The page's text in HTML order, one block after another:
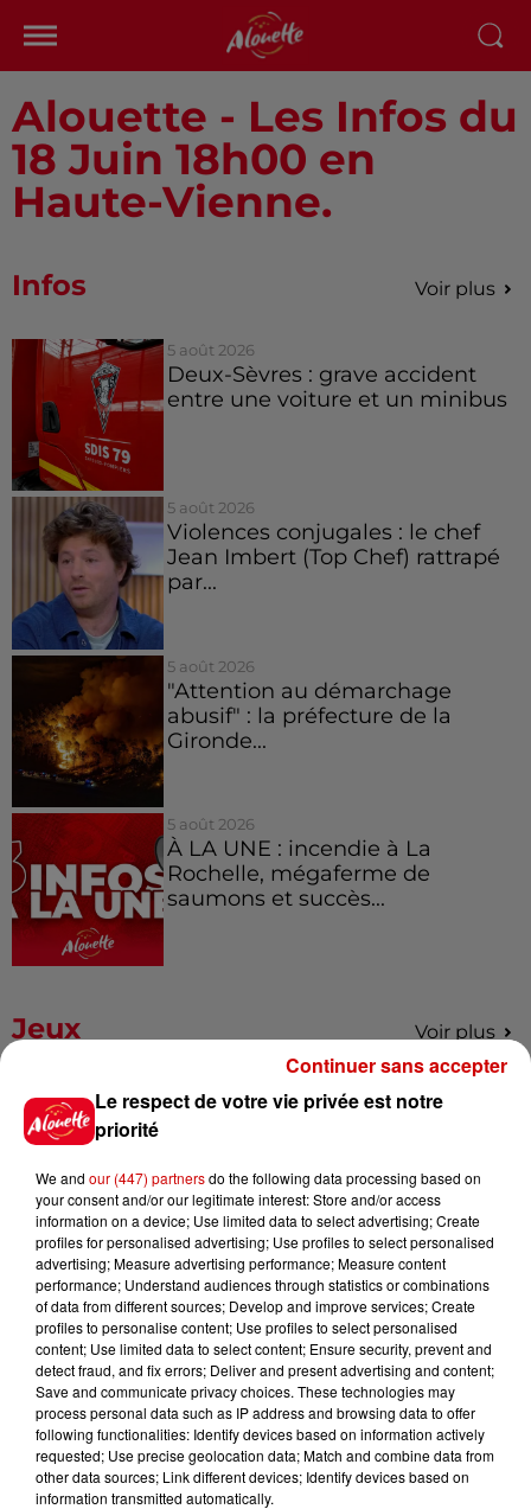
Alouette - Les Infos du
18 Juin 18h00 en
Haute-Vienne.
Infos Voir plus
5 août 2026
Deux-Sèvres : grave accident
entre une voiture et un minibus
5 août 2026
Violences conjugales : le chef
Jean Imbert (Top Chef) rattrapé
par...
5 août 2026
"Attention au démarchage
abusif" : la préfecture de la
Gironde...
5 août 2026
À LA UNE : incendie à La
Rochelle, mégaferme de
saumons et succès...
Jeux Voir plus
Gagnez vos places pour le
Festival du Roi Arthur 2026 !
Gagnez vos entrées pour le
Musée du Sport Automobile au
Mans !
Alouette vous invite à
Futuroscope Xperiences !
Le respect de votre vie privée est notre
priorité
We and our (447) partnersdo the following data processing based on
your consent and/or our legitimate interest: Store and/or access
information on a device; Use limited data to select advertising; Create
profiles for personalised advertising; Use profiles to select personalised
advertising; Measure advertising performance; Measure content
performance; Understand audiences through statistics or combinations
of data from different sources; Develop and improve services; Create
profiles to personalise content; Use profiles to select personalised
content; Use limited data to select content; Ensure security, prevent and
detect fraud, and fix errors; Deliver and present advertising and content;
Save and communicate privacy choices. These technologies may
process personal data such as IP address and browsing data to offer
following functionalities: Identify devices based on information actively
requested; Use precise geolocation data; Match and combine data from
other data sources; Link different devices; Identify devices based on
information transmitted automatically.
Continuer sans accepter